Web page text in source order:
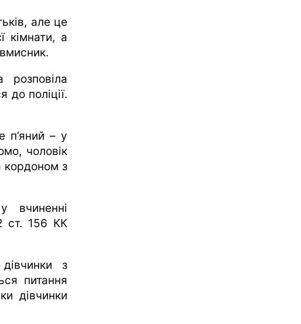
але це
кімнати, а
до поліції.
п’яний – у
чоловік
кордоном з
вчиненні
ст. 156 КК
з
питання
дівчинки